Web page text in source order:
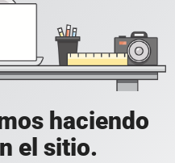
haciendo
el sitio.